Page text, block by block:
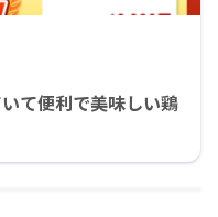
て便利で美味しい鶏